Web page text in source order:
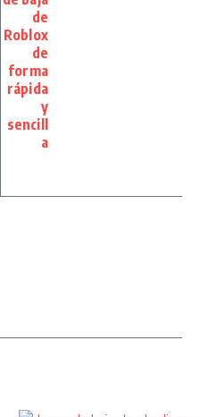
de
Roblox
de
forma
rápida
y
sencill
a